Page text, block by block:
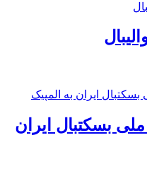
ملی بسکتبال ایران